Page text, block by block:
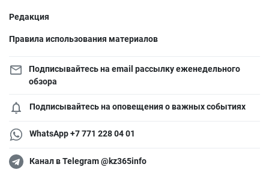
Редакция
Правила использования материалов
Подписывайтесь на email рассылку еженедельного
обзора
Подписывайтесь на оповещения о важных событиях
WhatsApp +7 771 228 04 01
Канал в Telegram @kz365info